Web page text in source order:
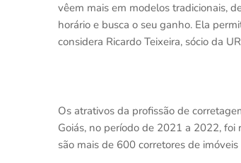
vêem mais em modelos tradicionais,
horário e busca o seu ganho. Ela
considera Ricardo Teixeira, sócio da
Os atrativos da profissão de
Goiás, no período de 2021 a 2022,
são mais de 600 corretores de imóveis